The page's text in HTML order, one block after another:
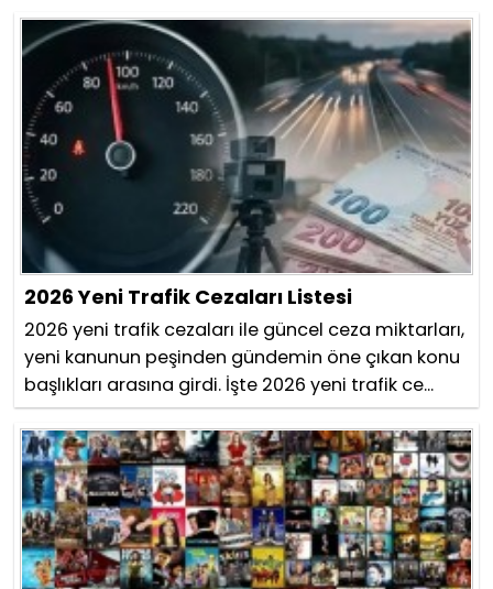
2026 Yeni Trafik Cezaları Listesi
2026 yeni trafik cezaları ile güncel ceza miktarları,
yeni kanunun peşinden gündemin öne çıkan konu
başlıkları arasına girdi. İşte 2026 yeni trafik ce...